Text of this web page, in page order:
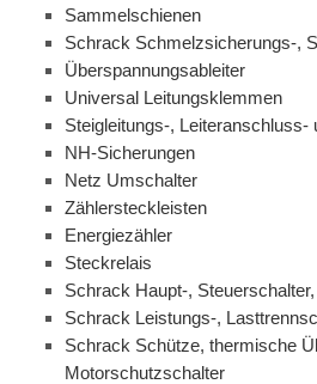
Sammelschienen
Schrack Schmelzsicherungs-,
Überspannungsableiter
Universal Leitungsklemmen
Steigleitungs-, Leiteranschluss-
NH-Sicherungen
Netz Umschalter
Zählersteckleisten
Energiezähler
Steckrelais
Schrack Haupt-,
Schrack Leistungs-,
Schrack Schütze, thermische
Motorschutzschalter